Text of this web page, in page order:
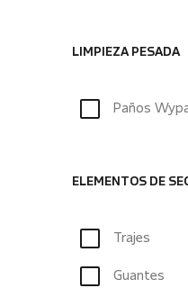
LIMPIEZA PESADA
Paños
ELEMENTOS DE
Trajes
Guantes